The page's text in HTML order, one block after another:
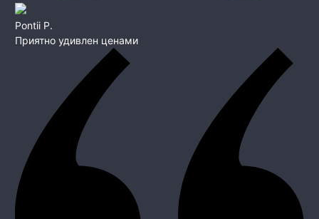
Pontii P.
Приятно удивлен ценами